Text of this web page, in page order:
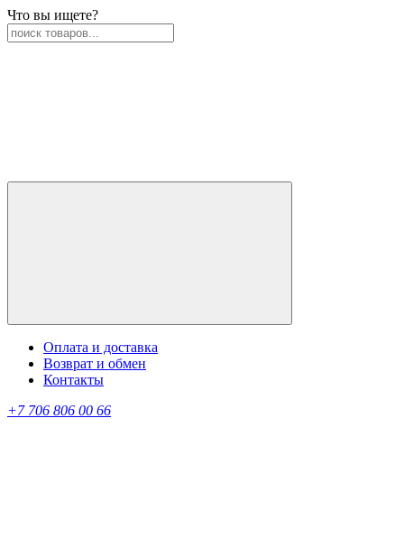
Что вы ищете?
Оплата и доставка
Возврат и обмен
Контакты
+7 706 806 00 66